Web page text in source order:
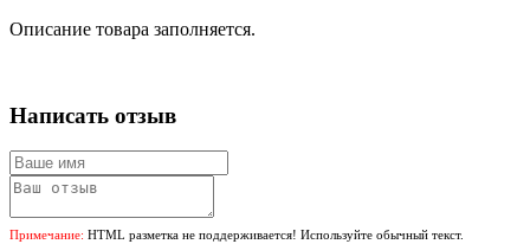
Описание товара заполняется.
Написать отзыв
Примечание: HTML разметка не поддерживается! Используйте обычный текст.